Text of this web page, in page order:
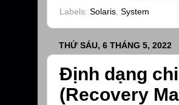
Labels: Solaris System
THỨ SÁU, 6 THÁNG 5, 2022
Định dạng
(Recovery